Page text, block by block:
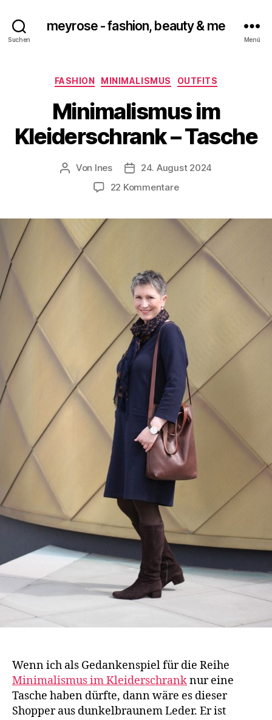
Suchen
meyrose - fashion, beauty & me
Menü
Kategorien
FASHION MINIMALISMUS OUTFITS
Minimalismus im
Kleiderschrank – Tasche
Beitragsautor
Von Ines Veröffentlichungsdatum
24. August 2024
22 Kommentarezu
Kleiderschrank
Tasche
Wenn ich als Gedankenspiel für die Reihe
Minimalismus im Kleiderschranknur eine
Tasche haben dürfte, dann wäre es dieser
Shopper aus dunkelbraunem Leder. Er ist